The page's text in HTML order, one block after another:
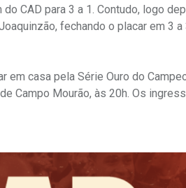
CAD para 3 a 1. Contudo, logo
fechando o placar em 3 a
em casa pela Série Ouro do
Campo Mourão, às 20h. Os